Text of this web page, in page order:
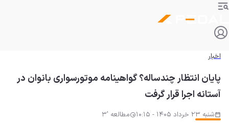
اخبار
پایان انتظار چندساله؟ گواهینامه موتورسواری بانوان در
آستانه اجرا قرار گرفت
شنبه 23 خرداد 1405 - 10:15 مطالعه '3